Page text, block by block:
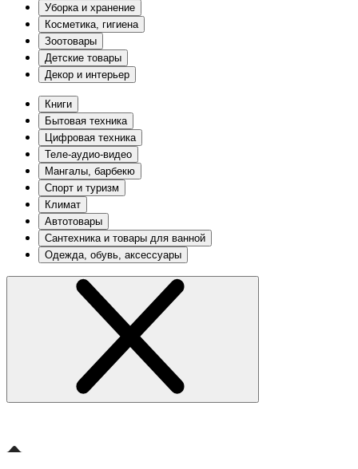
Уборка и хранение
Косметика, гигиена
Зоотовары
Детские товары
Декор и интерьер
Книги
Бытовая техника
Цифровая техника
Теле-аудио-видео
Мангалы, барбекю
Спорт и туризм
Климат
Автотовары
Сантехника и товары для ванной
Одежда, обувь, аксессуары